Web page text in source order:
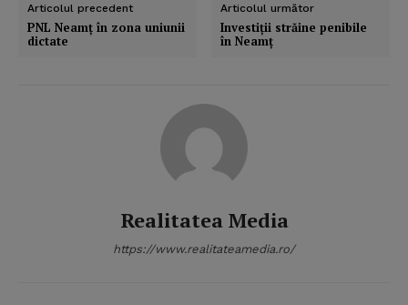
Articolul precedent
PNL Neamţ în zona uniunii
dictate
Articolul următor
Investiţii străine penibile
în Neamţ
Realitatea Media
https://www.realitateamedia.ro/